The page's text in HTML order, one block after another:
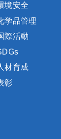
境安全
学品管理
際活動
材育成
彰